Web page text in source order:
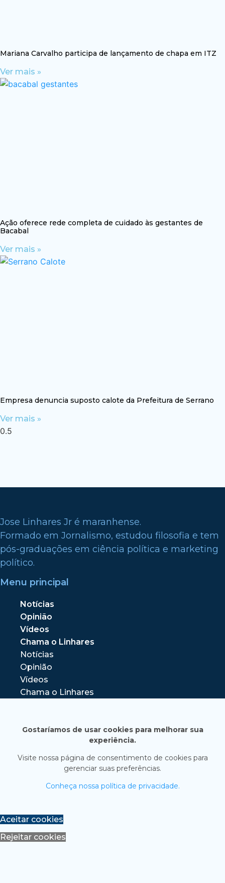
Mariana Carvalho participa de lançamento de chapa em ITZ
Ver mais »
Ação oferece rede completa de cuidado às gestantes de
Bacabal
Ver mais »
Empresa denuncia suposto calote da Prefeitura de Serrano
Ver mais »
Jose Linhares Jr é maranhense.
Formado em Jornalismo, estudou filosofia e tem
pós-graduações em ciência política e marketing
político.
Menu principal
Notícias
Opinião
Vídeos
Chama o Linhares
Notícias
Opinião
Vídeos
Chama o Linhares
Gostaríamos de usar cookies para melhorar sua
experiência.
Visite nossa página de consentimento de cookies para
gerenciar suas preferências.
Conheça nossa política de privacidade.
Aceitar cookies
Rejeitar cookies